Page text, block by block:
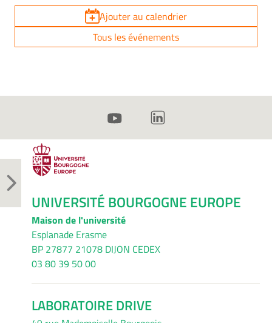
Ajouter au calendrier
Tous les événements
UNIVERSITÉ BOURGOGNE EUROPE
Maison de l'université
Esplanade Erasme
BP 27877 21078 DIJON CEDEX
03 80 39 50 00
LABORATOIRE DRIVE